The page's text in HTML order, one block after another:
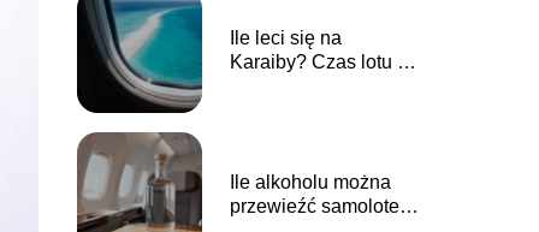
Ile leci się na
Karaiby? Czas lotu z
Ile alkoholu można
przewieźć samolotem